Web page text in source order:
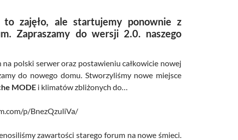
to zajęło, ale startujemy ponownie z
Zapraszamy do wersji 2.0. naszego
na polski serwer oraz postawieniu całkowicie nowej
do nowego domu. Stworzyliśmy nowe miejsce
MODE i klimatów zbliżonych do…
p/BnezQzuliVa/
zawartości starego forum na nowe śmieci.